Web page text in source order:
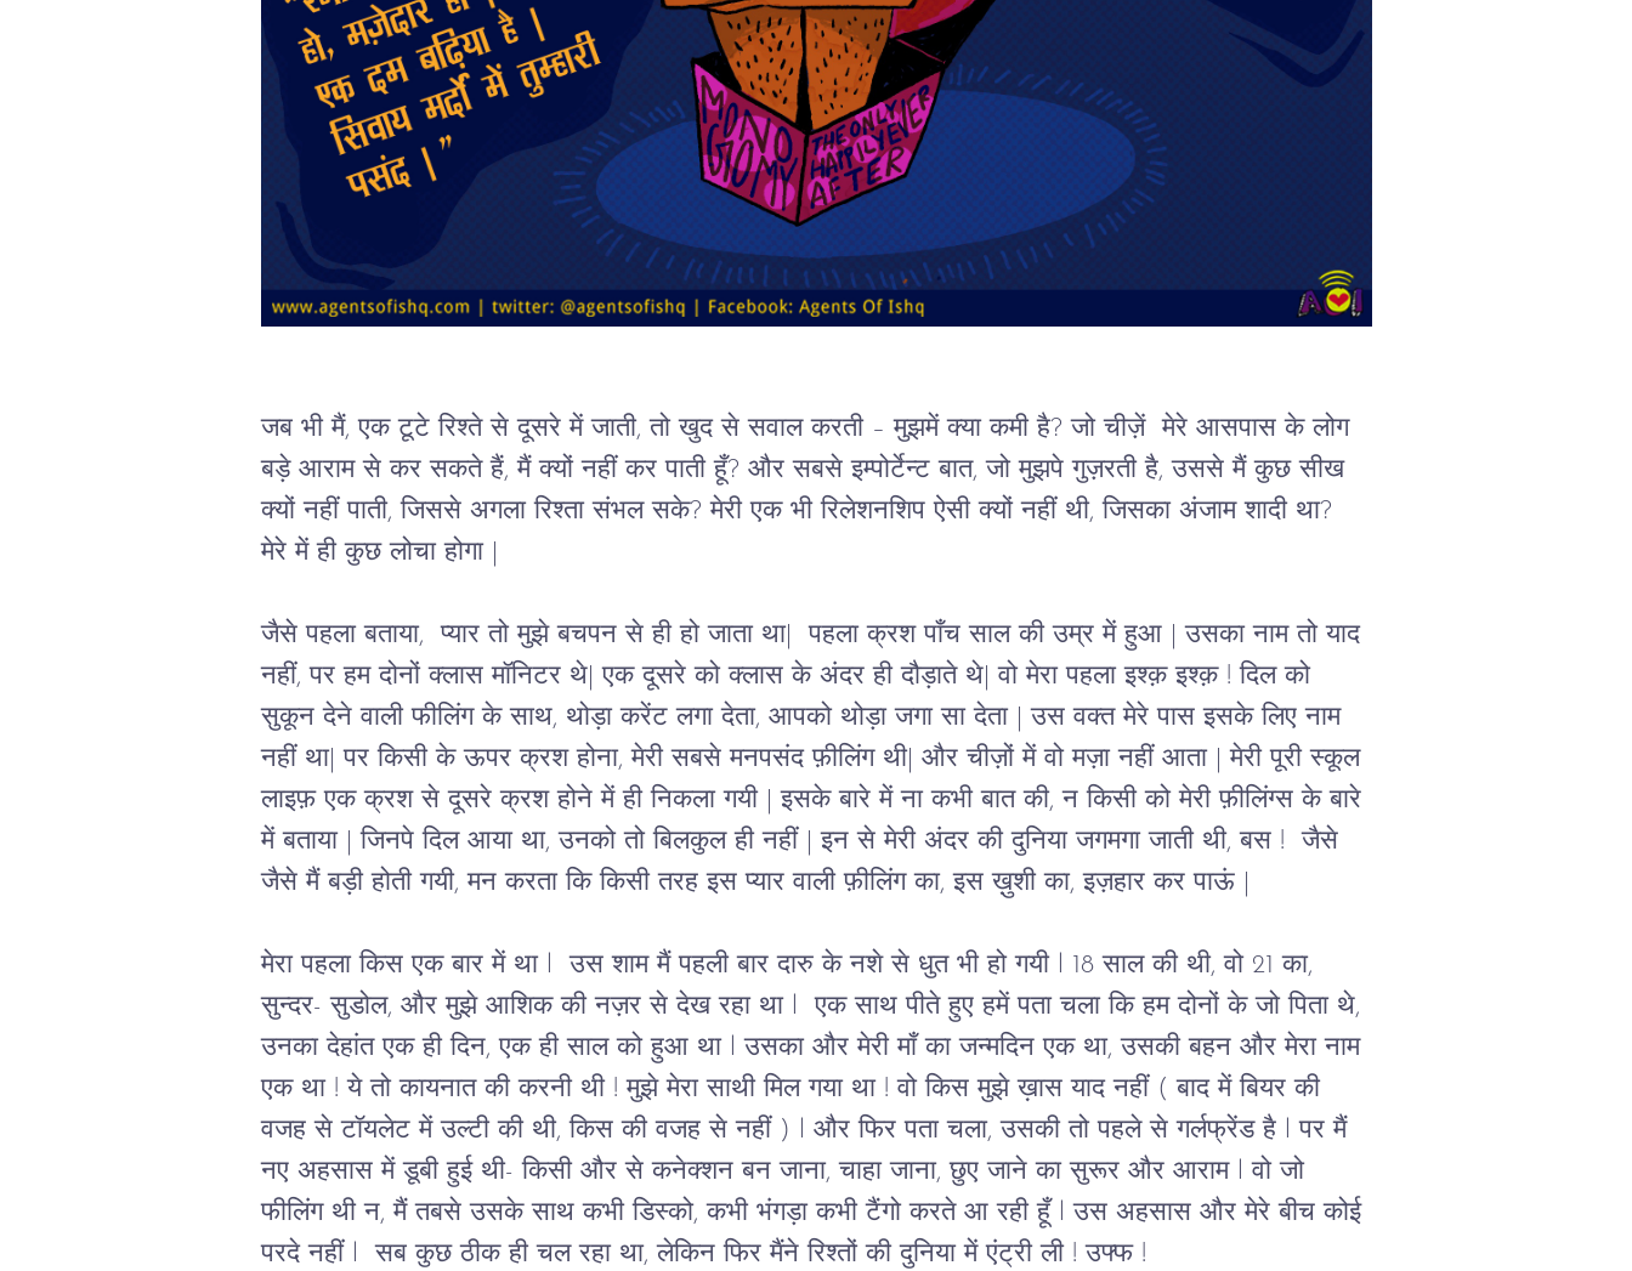
जब भी मैं, एक टूटे रिश्ते से दूसरे में जाती, तो खुद से सवाल करती – मुझमें क्या कमी है? जो चीज़ें  मेरे आसपास के लोग
बड़े आराम से कर सकते हैं, मैं क्यों नहीं कर पाती हूँ? और सबसे इम्पोर्टेन्ट बात, जो मुझपे गुज़रती है, उससे मैं कुछ सीख
क्यों नहीं पाती, जिससे अगला रिश्ता संभल सके? मेरी एक भी रिलेशनशिप ऐसी क्यों नहीं थी, जिसका अंजाम शादी था?
मेरे में ही कुछ लोचा होगा |
जैसे पहला बताया,  प्यार तो मुझे बचपन से ही हो जाता था|  पहला क्रश पाँच साल की उम्र में हुआ | उसका नाम तो याद
नहीं, पर हम दोनों क्लास मॉनिटर थे| एक दूसरे को क्लास के अंदर ही दौड़ाते थे| वो मेरा पहला इश्क़ इश्क़ ! दिल को
सुकून देने वाली फीलिंग के साथ, थोड़ा करेंट लगा देता, आपको थोड़ा जगा सा देता | उस वक्त मेरे पास इसके लिए नाम
नहीं था| पर किसी के ऊपर क्रश होना, मेरी सबसे मनपसंद फ़ीलिंग थी| और चीज़ों में वो मज़ा नहीं आता | मेरी पूरी स्कूल
लाइफ़ एक क्रश से दूसरे क्रश होने में ही निकला गयी | इसके बारे में ना कभी बात की, न किसी को मेरी फ़ीलिंग्स के बारे
में बताया | जिनपे दिल आया था, उनको तो बिलकुल ही नहीं | इन से मेरी अंदर की दुनिया जगमगा जाती थी, बस !  जैसे
जैसे मैं बड़ी होती गयी, मन करता कि किसी तरह इस प्यार वाली फ़ीलिंग का, इस ख़ुशी का, इज़हार कर पाऊं |
मेरा पहला किस एक बार में था l  उस शाम मैं पहली बार दारु के नशे से धुत भी हो गयी l 18 साल की थी, वो 21 का,
सुन्दर- सुडोल, और मुझे आशिक की नज़र से देख रहा था l  एक साथ पीते हुए हमें पता चला कि हम दोनों के जो पिता थे,
उनका देहांत एक ही दिन, एक ही साल को हुआ था l उसका और मेरी माँ का जन्मदिन एक था, उसकी बहन और मेरा नाम
एक था ! ये तो कायनात की करनी थी ! मुझे मेरा साथी मिल गया था ! वो किस मुझे ख़ास याद नहीं ( बाद में बियर की
वजह से टॉयलेट में उल्टी की थी, किस की वजह से नहीं ) l और फिर पता चला, उसकी तो पहले से गर्लफ्रेंड है l पर मैं
नए अहसास में डूबी हुई थी- किसी और से कनेक्शन बन जाना, चाहा जाना, छुए जाने का सुरूर और आराम l वो जो
फीलिंग थी न, मैं तबसे उसके साथ कभी डिस्को, कभी भंगड़ा कभी टैंगो करते आ रही हूँ l उस अहसास और मेरे बीच कोई
परदे नहीं l  सब कुछ ठीक ही चल रहा था, लेकिन फिर मैंने रिश्तों की दुनिया में एंट्री ली ! उफ्फ !